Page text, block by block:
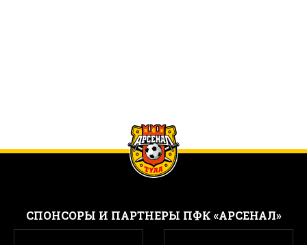
CПОНСОРЫ И ПАРТНЕРЫ ПФК «АРСЕНАЛ»